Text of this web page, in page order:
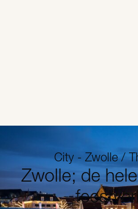
City - Zwolle /
Zwolle; de